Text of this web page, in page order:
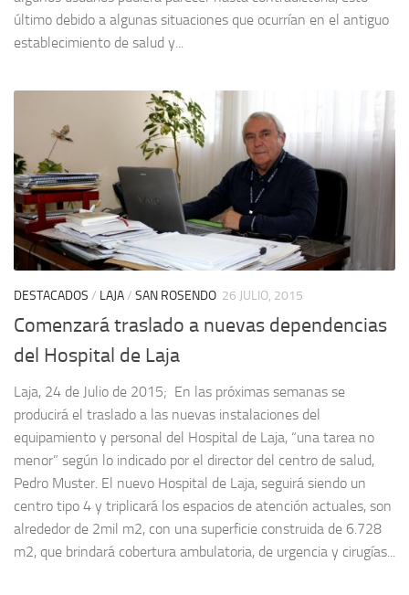
último debido a algunas situaciones que ocurrían en el antiguo
establecimiento de salud y...
DESTACADOS / LAJA/ SAN ROSENDO 26 JULIO, 2015
Comenzará traslado a nuevas dependencias
del Hospital de Laja
Laja, 24 de Julio de 2015; En las próximas semanas se
producirá el traslado a las nuevas instalaciones del
equipamiento y personal del Hospital de Laja, “una tarea no
menor” según lo indicado por el director del centro de salud,
Pedro Muster. El nuevo Hospital de Laja, seguirá siendo un
centro tipo 4 y triplicará los espacios de atención actuales, son
alrededor de 2mil m2, con una superficie construida de 6.728
m2, que brindará cobertura ambulatoria, de urgencia y cirugías...